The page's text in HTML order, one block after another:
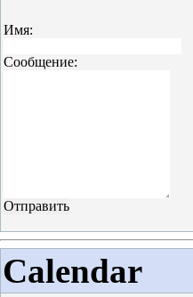
Имя:
Сообщение:
Calendar